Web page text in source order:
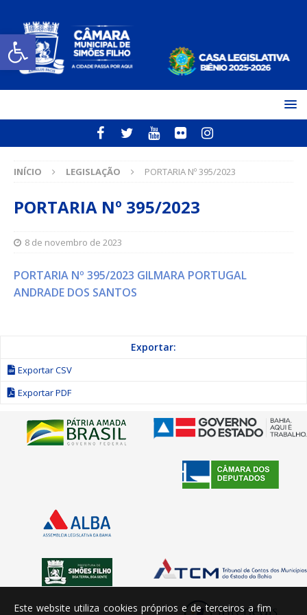
Open toolbar
INÍCIO LEGISLAÇÃO PORTARIA Nº 395/2023
PORTARIA Nº 395/2023
8 de novembro de 2023
PORTARIA Nº 395/2023 GILMARA PORTUGAL
ANDRADE DOS SANTOS
Exportar:
Exportar CSV
Exportar PDF
Este website utiliza cookies próprios e de terceiros a fim